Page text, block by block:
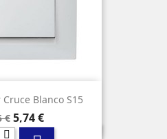
Blanco S15
€ Precio
5,74 €